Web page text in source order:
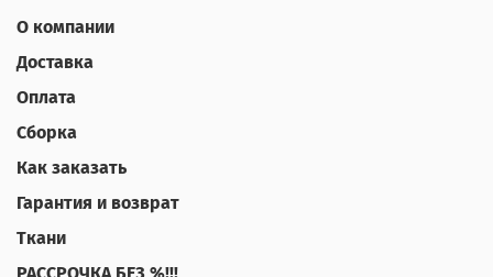
О компании
Доставка
Оплата
Сборка
Как заказать
Гарантия и возврат
Ткани
РАССРОЧКА БЕЗ %!!!